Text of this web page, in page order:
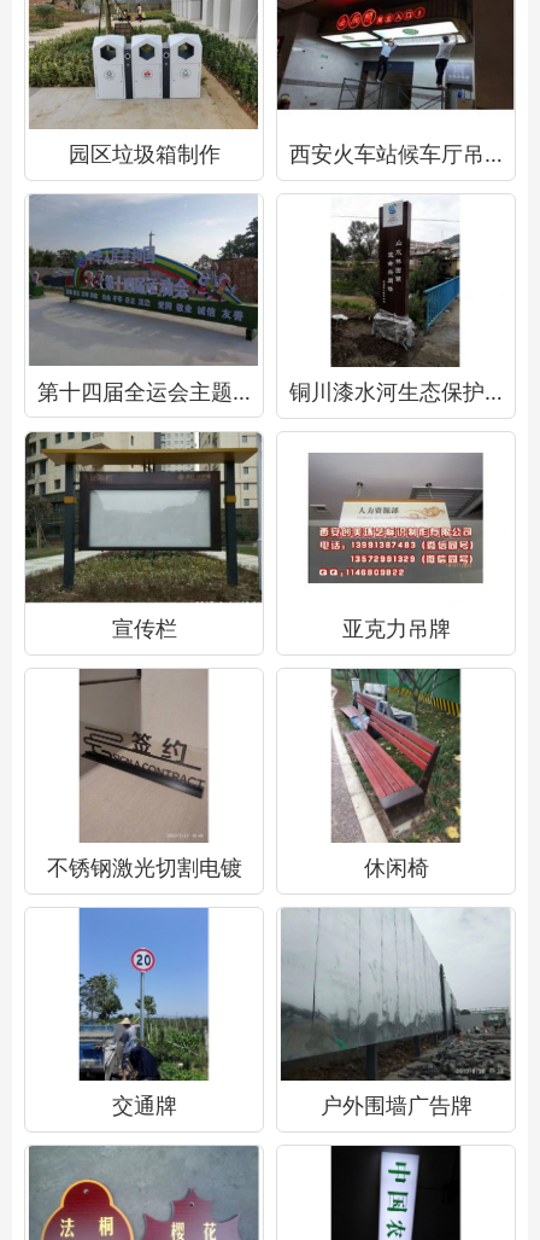
园区垃圾箱制作 西安火车站候车厅吊顶灯箱制作
第十四届全运会主题标识 铜川漆水河生态保护标识牌
宣传栏 亚克力吊牌
不锈钢激光切割电镀 休闲椅
交通牌 户外围墙广告牌